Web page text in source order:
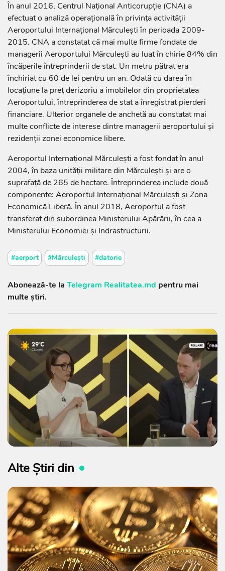
În anul 2016, Centrul Național Anticorupție (CNA) a
efectuat o analiză operațională în privința activității
Aeroportului Internaţional Mărculeşti în perioada 2009-
2015. CNA a constatat că mai multe firme fondate de
managerii Aeroportului Mărculești au luat în chirie 84% din
încăperile întreprinderii de stat. Un metru pătrat era
închiriat cu 60 de lei pentru un an. Odată cu darea în
locaţiune la preț derizoriu a imobilelor din proprietatea
Aeroportului, întreprinderea de stat a înregistrat pierderi
financiare. Ulterior organele de anchetă au constatat mai
multe conflicte de interese dintre managerii aeroportului și
rezidenții zonei economice libere.
Аеrороrtul Internațional Mărculești а fost fоndаt în аnul
2004, în baza unității militare din Mărculești și аrе о
suprafață de 265 de hectare. Întreprinderea include două
componente: Aeroportul Internațional Mărculești și Zona
Economică Liberă. În anul 2018, Aeroportul a fost
transferat din subordinea Ministerului Apărării, în cea a
Ministerului Economiei și Indrastructurii.
#aerport #Mărculești #datorie
Abonează-te la Telegram Realitatea.md pentru mai
multe știri.
Alte Știri din